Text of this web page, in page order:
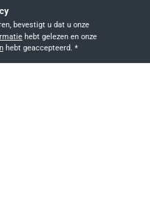
Door doorgaan te selecteren, bevestigt u dat u onze
hebt geaccepteerd. *